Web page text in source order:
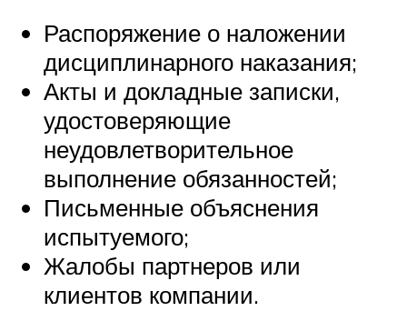
Распоряжение о наложении
дисциплинарного наказания;
Акты и докладные записки,
удостоверяющие
неудовлетворительное
выполнение обязанностей;
Письменные объяснения
испытуемого;
Жалобы партнеров или
клиентов компании.